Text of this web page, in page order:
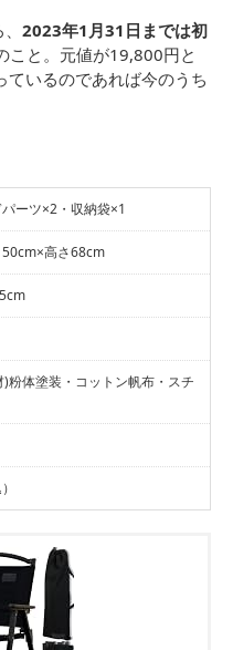
2023年1月31日までは初
こと。元値が19,800円と
いるのであれば今のうち
ーツ×2・収納袋×1
高さ68cm
粉体塗装・コットン帆布・スチ